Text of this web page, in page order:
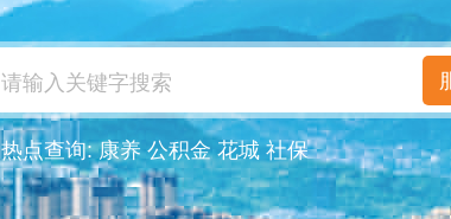
热点查询:康养 公积金 花城 社保